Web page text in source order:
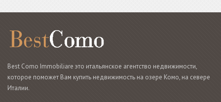
Best Como Immobiliare это итальянское агентство недвижимости,
которое поможет Вам купить недвижимость на озере Комо, на севере
Италии.